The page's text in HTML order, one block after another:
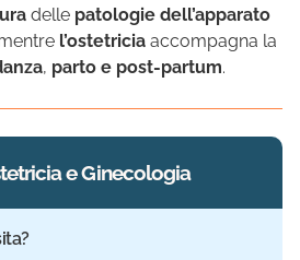
delle patologie dell’apparato
l’ostetricia accompagna la
, parto e post-partum.
e Ginecologia